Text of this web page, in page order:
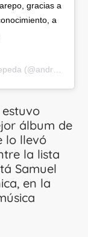
gracias a
a
(@andrescepeda) el
álbum de
lo llevó
la lista
Samuel
en la